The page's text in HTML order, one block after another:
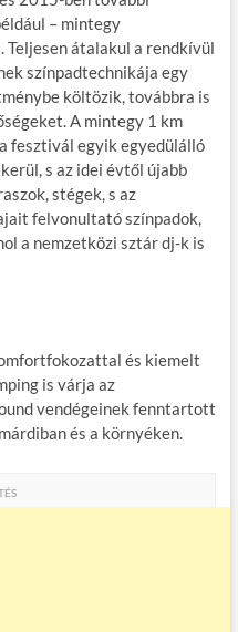
– mintegy
Teljesen átalakul a rendkívül
színpadtechnikája egy
költözik, továbbra is
A mintegy 1 km
fesztivál egyik egyedülálló
s az idei évtől újabb
stégek, s az
felvonultató színpadok,
a nemzetközi sztár dj-k is
és kiemelt
is várja az
vendégeinek fenntartott
és a környéken.